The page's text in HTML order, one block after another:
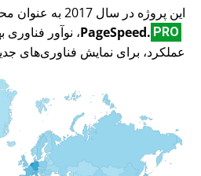
این پروژه در سال 2017 به عنوان محیط نمایشی برای
PageSpeed. PRO
، نوآور
عملکرد، برای نمایش فناوری‌های